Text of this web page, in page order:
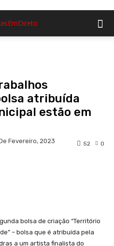
atribuída
estão em
Fevereiro, 2023 0
52
bolsa de criação “Território
– bolsa que é atribuída pela
a um artista finalista do